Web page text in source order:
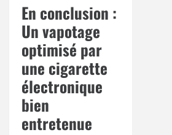
En conclusion :
Un vapotage
optimisé par
une cigarette
électronique
bien
entretenue